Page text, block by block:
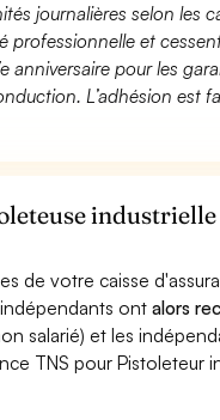
journalières selon les
professionnelle et
anniversaire pour les
L’adhésion est
industrielle
de votre caisse
ontalors
salarié) et les
TNS pour Pistoleteur